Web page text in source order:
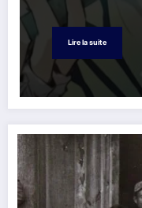
Lire la suite